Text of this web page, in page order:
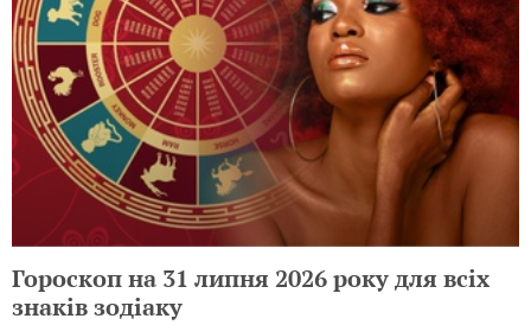
Гороскоп на 31 липня 2026 року для всіх
знаків зодіаку